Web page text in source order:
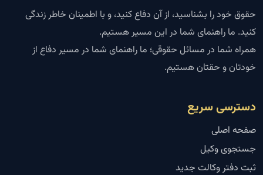
حقوق خود را بشناسید، از آن دفاع کنید، و با اطمینان خاطر زندگی
کنید. ما راهنمای شما در این مسیر هستیم.
همراه شما در مسائل حقوقی؛ ما راهنمای شما در مسیر دفاع از
خودتان و حقتان هستیم.
دسترسی سریع
صفحه اصلی
جستجوی وکیل
ثبت دفتر وکالت جدید